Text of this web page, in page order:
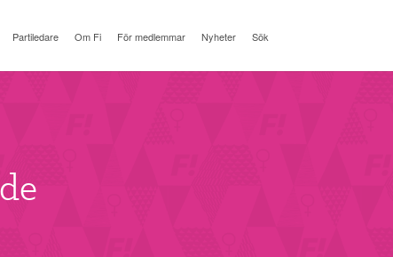
Partiledare Om Fi För medlemmar Nyheter Sök